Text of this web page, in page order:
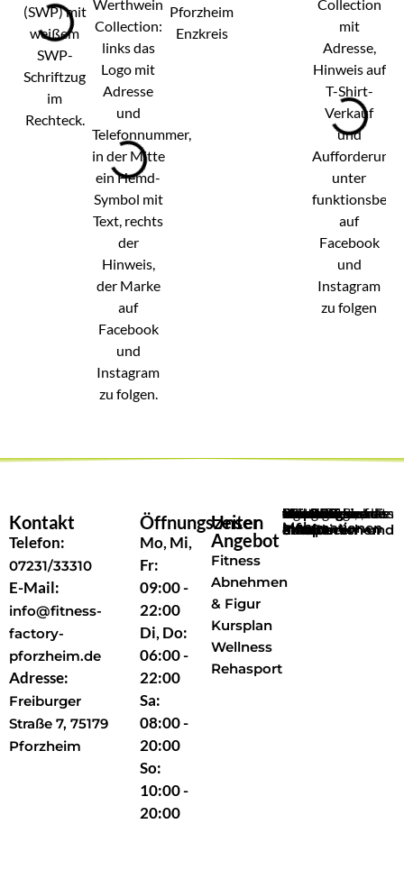
Kontakt
Telefon:
07231/33310
E-Mail:
info@fitness-
factory-
pforzheim.de
Adresse:
Freiburger
Straße 7, 75179
Pforzheim
Öffnungszeiten
Mo, Mi,
Fr:
09:00 -
22:00
Di, Do:
06:00 -
22:00
Sa:
08:00 -
20:00
So:
10:00 -
20:00
Unser
Angebot
Fitness
Abnehmen
& Figur
Kursplan
Wellness
Rehasport
Sie sehen gerade einen Platzhalterinhalt von
Google Maps
. Um auf den eigentlichen Inhalt zuzugreifen, klicken Sie auf die Schaltfläche unten. Bitte beachten Sie, dass dabei Daten an Drittanbieter weitergegeben werden.
Mehr Informationen
Inhalt entsperren
Erforderlichen Service akzeptieren und Inhalte entsperren